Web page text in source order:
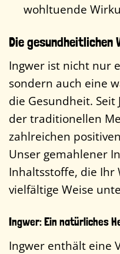
wohltuende
Die gesundheitlichen
Ingwer ist nicht nur
sondern auch eine
die Gesundheit.
der traditionellen
zahlreichen
Unser gemahlener
Inhaltsstoffe, die Ihr
vielfältige Weise
Ingwer: Ein natürliches
Ingwer enthält eine